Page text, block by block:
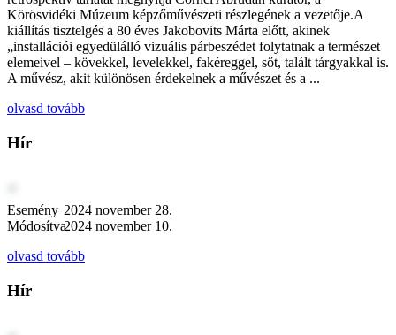
Körösvidéki Múzeum képzőművészeti részlegének a vezetője.A
kiállítás tisztelgés a 80 éves Jakobovits Márta előtt, akinek
„installációi egyedülálló vizuális párbeszédet folytatnak a természet
elemeivel – kövekkel, levelekkel, fakéreggel, sőt, talált tárgyakkal is.
A művész, akit különösen érdekelnek a művészet és a ...
olvasd tovább
Hír
Esemény 2024 november 28.
Módosítva2024 november 10.
olvasd tovább
Hír